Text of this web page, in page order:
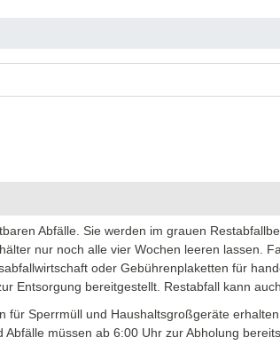
Abfälle. Sie werden im grauen
nur noch alle vier Wochen leeren lassen.
oder Gebührenplaketten für
Entsorgung bereitgestellt. Restabfall kann
für Sperrmüll und Haushaltsgroßgeräte
müssen ab 6:00 Uhr zur Abholung